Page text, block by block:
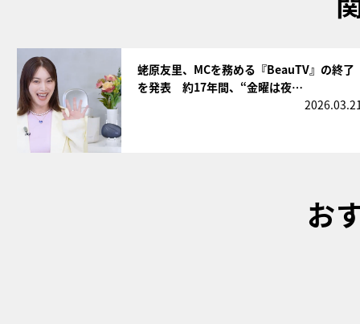
蛯原友里、MCを務める『BeauTV』の終了
を発表 約17年間、“金曜は夜…
お